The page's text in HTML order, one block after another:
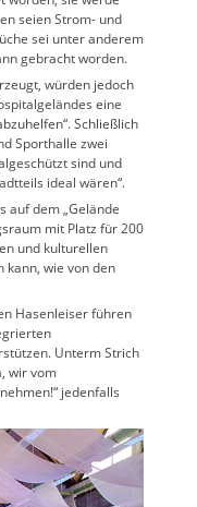
seien Strom- und
sei unter anderem
gebracht worden.
würden jedoch
eine
Schließlich
Sporthalle zwei
sind und
ideal wären“.
auf dem „Gelände
mit Platz für 200
und kulturellen
kann, wie von den
Hasenleiser führen
Unterm Strich
wir vom
jedenfalls